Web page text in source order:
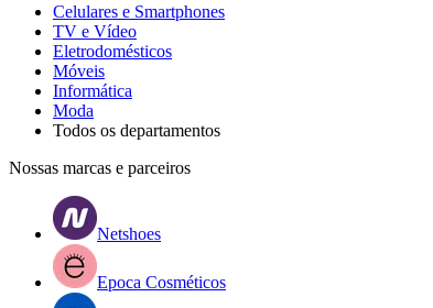
Celulares e Smartphones
TV e Vídeo
Eletrodomésticos
Móveis
Informática
Moda
Todos os departamentos
Nossas marcas e parceiros
Netshoes
Epoca Cosméticos